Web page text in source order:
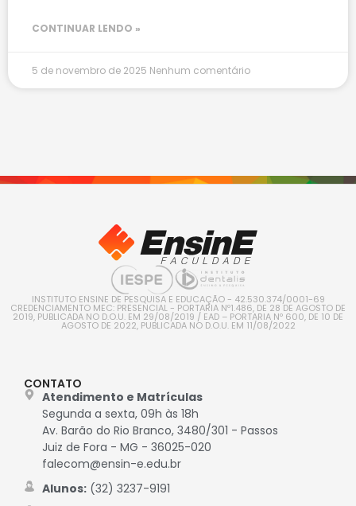
CONTINUAR LENDO »
5 de novembro de 2025 Nenhum comentário
INSTITUTO ENSINE DE PESQUISA E EDUCAÇÃO - 42.530.374/0001-69
CREDENCIAMENTO MEC: PRESENCIAL - PORTARIA Nº1.486, DE 28 DE AGOSTO DE
2019, PUBLICADA NO D.O.U. EM 29/08/2019 / EAD – PORTARIA Nº 600, DE 10 DE
AGOSTO DE 2022, PUBLICADA NO D.O.U. EM 11/08/2022
CONTATO
Atendimento e Matrículas
Segunda a sexta, 09h às 18h
Av. Barão do Rio Branco, 3480/301 - Passos
Juiz de Fora - MG - 36025-020
falecom@ensin-e.edu.br
Alunos:(32) 3237-9191